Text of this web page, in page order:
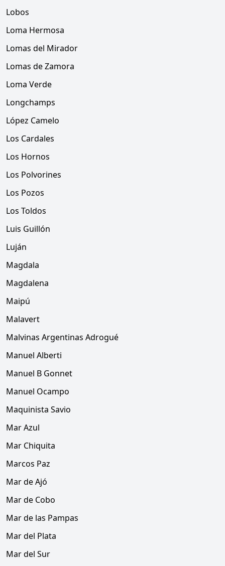
Lobos
Loma Hermosa
Lomas del Mirador
Lomas de Zamora
Loma Verde
Longchamps
López Camelo
Los Cardales
Los Hornos
Los Polvorines
Los Pozos
Los Toldos
Luis Guillón
Luján
Magdala
Magdalena
Maipú
Malavert
Malvinas Argentinas Adrogué
Manuel Alberti
Manuel B Gonnet
Manuel Ocampo
Maquinista Savio
Mar Azul
Mar Chiquita
Marcos Paz
Mar de Ajó
Mar de Cobo
Mar de las Pampas
Mar del Plata
Mar del Sur